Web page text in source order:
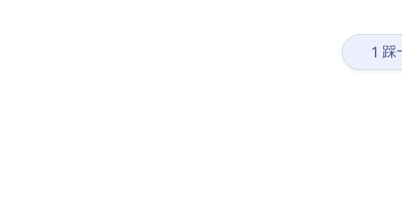
1 踩